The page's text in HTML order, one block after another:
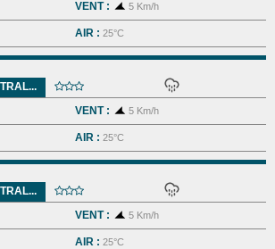
VENT : 5 Km/h
AIR : 25°C
VENT : 5 Km/h
AIR : 25°C
VENT : 5 Km/h
AIR : 25°C